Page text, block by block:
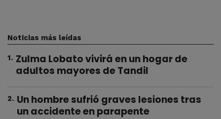
Noticias más leídas
1. Zulma Lobato vivirá en un hogar de
adultos mayores de Tandil
2. Un hombre sufrió graves lesiones tras
un accidente en parapente